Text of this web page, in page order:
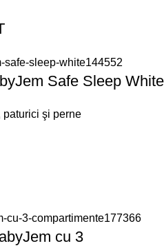
Safe Sleep White
paturici şi perne
cu 3